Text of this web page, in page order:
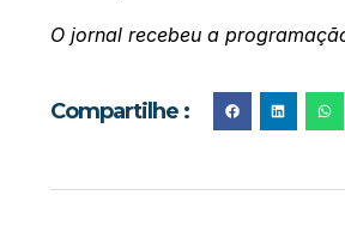
O jornal recebeu a
Compartilhe :